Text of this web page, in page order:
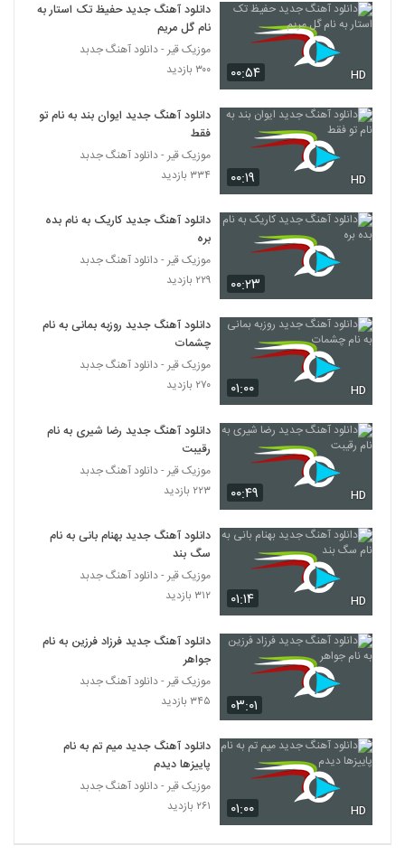
دانلود آهنگ دیوونه ی مادرزاد از مهدی نظری
۲۸۹ بازدید
5108
دانلود آهنگ دلشوره از ماهور به همراه متن
ترانه
آهنگ ماه من از مهدی عباسی (جدید)(پاپ)
۲۵۳ بازدید
آهنگ توحید(I) بنام برو
5111
دانلود آهنگ علی کرمی خوب من (Ali
Karami Khoobe Man)
Sebastiansen Dokhtaram)
۲۴۲ بازدید
Daram
۳۰۲ بازدید
5114
Hamed Akbarpoor Jane Har 2 Moon
وحید فرضی آهنگ سنه حیران
دانلود آهنگ کیان اکبری برگرد (Kian Akbari
Bargard)
۲۵۵ بازدید
Amir Khamseh Zakhm
5118
دانلود آهنگ ای جان از علی ارشدی
۰۰:۵۴ HD
دانلود آهنگ جدید حفیظ تک استار به
نام گل مریم
موزیک قیر - دانلود آهنگ جدبد
۳۰۰ بازدید
۰۰:۱۹ HD
دانلود آهنگ جدید ایوان بند به نام تو
فقط
موزیک قیر - دانلود آهنگ جدبد
۳۳۴ بازدید
۰۰:۲۳
دانلود آهنگ جدید کاریک به نام بده
بره
موزیک قیر - دانلود آهنگ جدبد
۲۲۹ بازدید
۰۱:۰۰ HD
دانلود آهنگ جدید روزبه بمانی به نام
چشمات
موزیک قیر - دانلود آهنگ جدبد
۲۷۰ بازدید
۰۰:۴۹ HD
دانلود آهنگ جدید رضا شیری به نام
رقیبت
موزیک قیر - دانلود آهنگ جدبد
۲۲۳ بازدید
۰۱:۱۴ HD
دانلود آهنگ جدید بهنام بانی به نام
سگ بند
موزیک قیر - دانلود آهنگ جدبد
۳۱۲ بازدید
۰۳:۰۱
دانلود آهنگ جدید فرزاد فرزین به نام
جواهر
موزیک قیر - دانلود آهنگ جدبد
۳۴۵ بازدید
۰۱:۰۰ HD
دانلود آهنگ جدید میم تم به نام
پاییزها دیدم
موزیک قیر - دانلود آهنگ جدبد
۲۶۱ بازدید